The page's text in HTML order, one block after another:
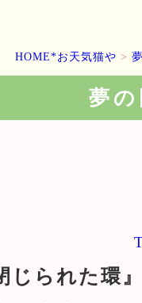
HOME*お天気猫や >
夢
じられた環